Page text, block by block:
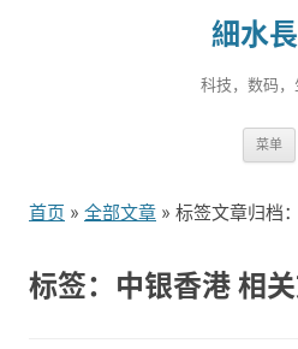
細水
科技，数码
菜单
首页 » 全部文章 » 标签文章归档
标签：中银香港 相